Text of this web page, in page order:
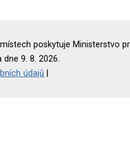
poskytuje Ministerstvo
9. 8. 2026.
údajů